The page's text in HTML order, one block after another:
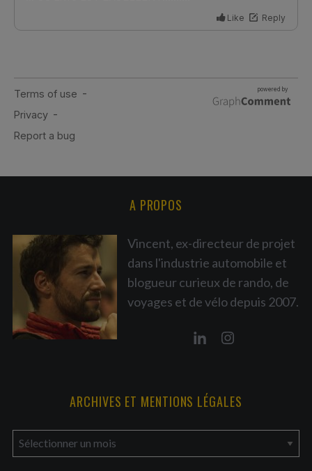
A PROPOS
Vincent, ex-directeur de projet
dans l'industrie automobile et
blogueur curieux de rando, de
voyages et de vélo depuis 2007.
ARCHIVES ET MENTIONS LÉGALES
r